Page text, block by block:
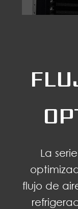
La
flujo de